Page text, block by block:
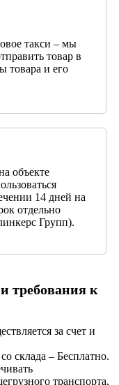
такси – мы
товар в
товара и его
объекте
14 дней на
отдельно
Групп).
требования к
за счет и
склада – Бесплатно.
транспорта,